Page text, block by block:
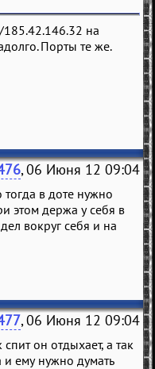
на
Порты те же.
, 06 Июня 12 09:04
тогда в доте нужно
этом держа у себя в
вокруг себя и на
, 06 Июня 12 09:04
он отдыхает, а так
и ему нужно думать